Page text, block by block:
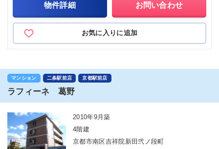
物件詳細 お問い合わせ
お気に入りに追加
マンション 二条駅前店 京都駅前店
ラフィーネ 葛野
2010年9月築
4階建
京都市南区吉祥院新田弐ノ段町